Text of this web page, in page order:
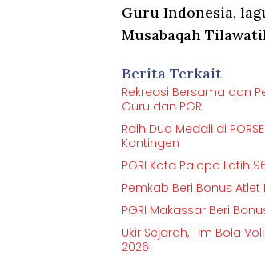
Guru Indonesia,
Musabaqah
Berita Terkait
Rekreasi Bersama dan
Guru dan PGRI
Raih Dua Medali di
Kontingen
PGRI Kota Palopo Latih
Pemkab Beri Bonus Atlet
PGRI Makassar Beri
Ukir Sejarah, Tim Bola
2026